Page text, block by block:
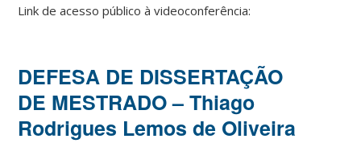
Link de acesso público à videoconferência:
DEFESA DE DISSERTAÇÃO
DE MESTRADO – Thiago
Rodrigues Lemos de Oliveira